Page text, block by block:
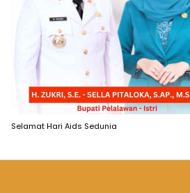
Selamat Hari Aids Sedunia